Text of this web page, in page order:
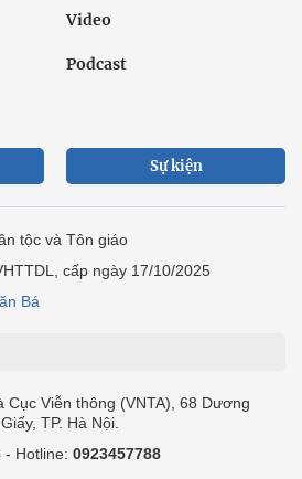
Video
Podcast
Sự kiện
tộc và Tôn giáo
cấp ngày 17/10/2025
Bá
Cục Viễn thông (VNTA), 68 Dương
TP. Hà Nội.
- Hotline: 0923457788